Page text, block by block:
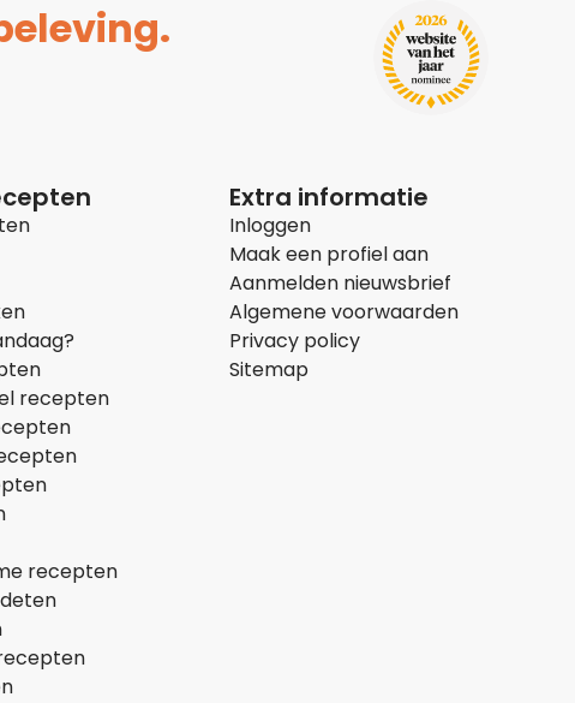
recepten
recepten
Extra informatie
Inloggen
Maak een profiel aan
Aanmelden nieuwsbrief
Algemene voorwaarden
Privacy policy
Sitemap